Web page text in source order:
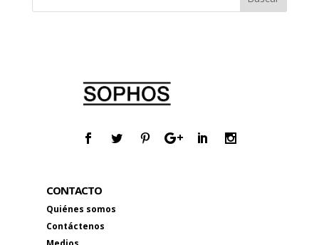
CONTACTO
Quiénes somos
Contáctenos